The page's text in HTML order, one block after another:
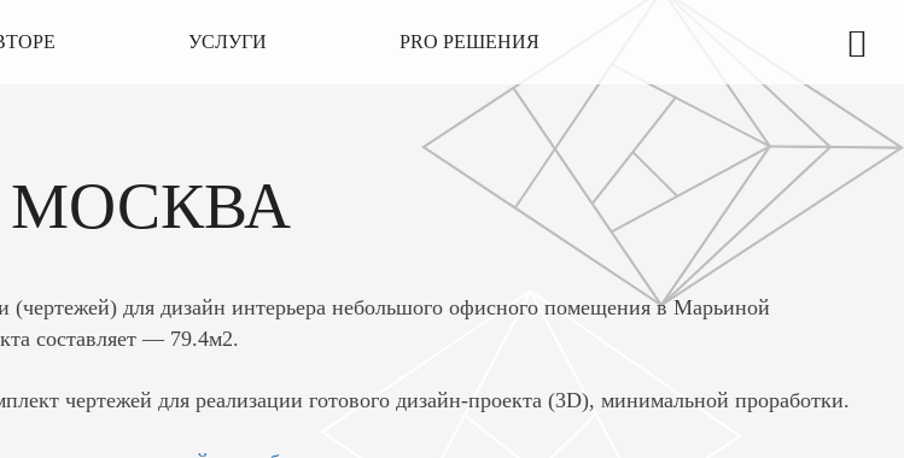
УСЛУГИ PRO РЕШЕНИЯ
(чертежей) для дизайн интерьера небольшого офисного помещения в Марьиной
составляет — 79.4м2.
чертежей для реализации готового дизайн-проекта (3D), минимальной проработки.